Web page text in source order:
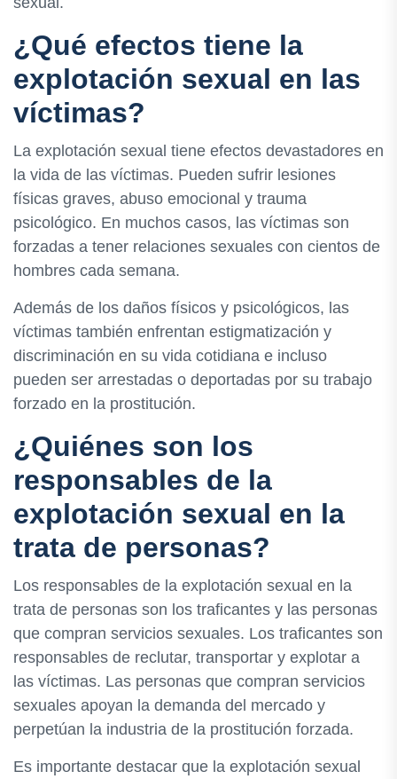
¿Qué efectos tiene la
explotación sexual en las
víctimas?
La explotación sexual tiene efectos devastadores en
la vida de las víctimas. Pueden sufrir lesiones
físicas graves, abuso emocional y trauma
psicológico. En muchos casos, las víctimas son
forzadas a tener relaciones sexuales con cientos de
hombres cada semana.
Además de los daños físicos y psicológicos, las
víctimas también enfrentan estigmatización y
discriminación en su vida cotidiana e incluso
pueden ser arrestadas o deportadas por su trabajo
forzado en la prostitución.
¿Quiénes son los
responsables de la
explotación sexual en la
trata de personas?
Los responsables de la explotación sexual en la
trata de personas son los traficantes y las personas
que compran servicios sexuales. Los traficantes son
responsables de reclutar, transportar y explotar a
las víctimas. Las personas que compran servicios
sexuales apoyan la demanda del mercado y
perpetúan la industria de la prostitución forzada.
Es importante destacar que la explotación sexual